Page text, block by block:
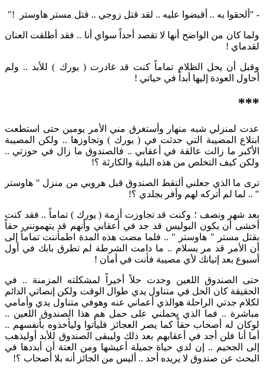
- "ألحقوا به .. أقبضوا عليه .. لقد قتل زوجي .. قتل مستر هاوستر !"
ولما كان من الواضح أنها لا تقصد أحداً سواي أنا .. فقد أطلقت العنان
لقدماي !
وقبل أن يحل الظلام تماماً كنت قد غادرت ( يورك ) للأبد .. ولم
أحاول العودة إليها أبداً في حياتي !
***
عدت لمنزلي شبه منهار وأستغرق مني الأمر يومين حتى استطعت
ابتلاع المصيبة التي حدثت في ( يورك ) وتجاوزها .. ولكن المصيبة
الأكبر ما زالت عالقة في أعقابي .. فالصندوق ما زال في حوزتي ..
ولكن كيف التخلص من هذه البلية والكارثة ؟!
ترى ما الذي جعلني ألتقط الصندوق قبل هروبي من منزل " هاوستر
" .. لما لم أتركه لهم وأفر بجلدي ؟!
بعد شهر ونصف ؛ وكنت قد تجاوزت أزمة ( يورك ) تماماً .. فقد كنت
أخشى أن يكون البوليس قد جد في أعقابي وأنهم قد يتهمونني حقاً
بقتل مستر " هاوستر " .. فلما مضت هذه المدة اطمأننت تماماً إلى
أن الأمر قد مر بسلام .. ما دامت الشرطة لم تطرق بابك في أول
أسبوع بعد إتيانك لأي مصيبة فأنت في أمان !
حتى الصندوق اللعين وجدت حلاً أخيراً لمشكلته المزمنة .. في
الحقيقة كان الحل في متناول يدي طوال الوقت ولكن إنصاتي الدائم
لكلام جدتي الراحلة هوالذي أعماني عنه وهوفي متناول يدي وأمامي
مباشرة .. فما الذي يحملني على حمل هم هذا الصندوق اللعين ..
لوكان له أصحاب حقاً كما يصر العجائز فليأتوا وليأخذوه بأنفسهم ..
أما أنا فلن أجد في أعقابهم بعد ذلك وليبقى الصندوق للأبد أوليذهب
إلى الجحيم .. إن لدي حياة جميلة أعيشها ومن العتة أن أبددها في
البحث عن صندوق لا يريده أحد .. أليس من الجائز أنه بلا أصحاب ؟!